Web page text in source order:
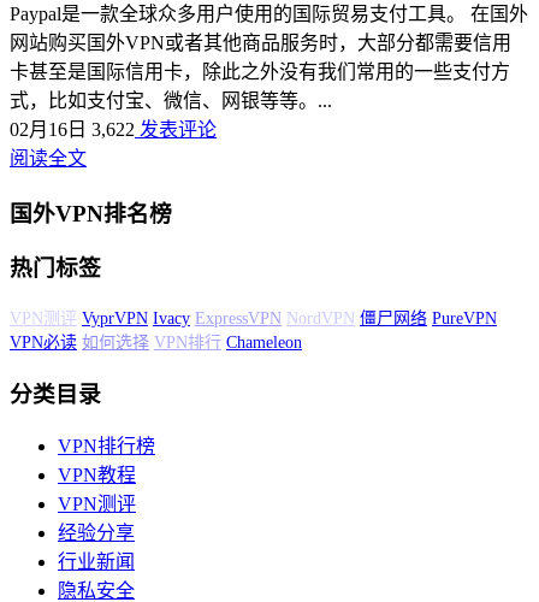
Paypal是一款全球众多用户使用的国际贸易支付工具。 在国外
网站购买国外VPN或者其他商品服务时，大部分都需要信用
卡甚至是国际信用卡，除此之外没有我们常用的一些支付方
式，比如支付宝、微信、网银等等。...
02月16日 3,622 发表评论
阅读全文
国外VPN排名榜
热门标签
VyprVPN Ivacy ExpressVPN NordVPN 僵尸网络 PureVPN VPN必读
何选择 VPN排行 Chameleon
分类目录
VPN排行榜
VPN教程
VPN测评
经验分享
行业新闻
隐私安全